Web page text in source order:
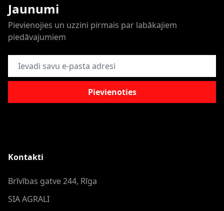
Jaunumi
Pievienojies un uzzini pirmais par labākajiem
piedāvajumiem
E-pasta adrese
Pievienoties
Kontakti
Brīvības gatve 244, Rīga
SIA AGRALI